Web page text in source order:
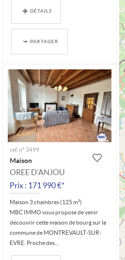
DÉTAILS
PARTAGER
ref. n° 3499
Maison
OREE D'ANJOU
Prix : 171 990 €*
Maison 3 chambres (125 m²)
MBC IMMO vous propose de venir
découvrir cette maison de bourg sur la
commune de MONTREVAULT-SUR-
EVRE. Proche des...